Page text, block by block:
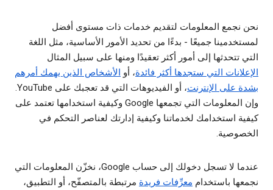
نحن نجمع المعلومات لتقديم خدمات ذات مستوى أفضل
لمستخدمينا جميعًا - بدءًا من تحديد الأمور الأساسية، مثل اللغة
التي تتحدثها إلى أمور أكثر تعقيدًا ومنها على سبيل المثال
الإعلانات التي ستجدها أكثر فائدة، أو الأشخاص الذين يهمك أمرهم
بشدة على الإنترنت
، أو الفيديوهات التي قد تعجبك على YouTube.
وإن المعلومات التي تجمعها Google وكيفية استخدامها تعتمد على
كيفية استخدامك لخدماتنا وكيفية إدارتك لعناصر التحكم في
الخصوصية.
عندما لا تسجل دخولك إلى حساب Google، نخزّن المعلومات التي
نجمعها باستخدام معرِّفات فريدة مرتبطة بالمتصفّح، أو التطبيق،